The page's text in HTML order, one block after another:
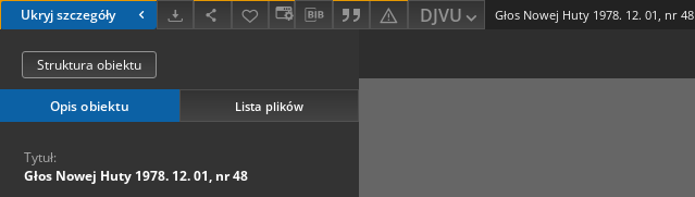
Ukryj szczegóły DJVU Głos Nowej Huty 1978. 12. 01, nr 48
Struktura obiektu
Opis obiektu Lista plików
Tytuł:
Głos Nowej Huty 1978. 12. 01, nr 48